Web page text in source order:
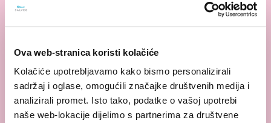
Ova web-stranica koristi kolačiće
Kolačiće upotrebljavamo kako bismo personalizirali
sadržaj i oglase, omogućili značajke društvenih medija i
analizirali promet. Isto tako, podatke o vašoj upotrebi
naše web-lokacije dijelimo s partnerima za društvene
odgovoriti na Vaša pitanja.
expand_circle_rightPOSTAVITE PITANJE